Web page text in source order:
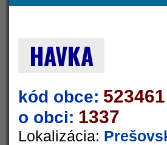
HAVKA
kód obce: 523461
o obci: 1337
Lokalizácia: